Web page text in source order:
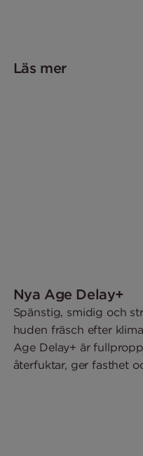
Läs mer
Nya Age Delay+
Spänstig, smidig och
huden fräsch efter
Age Delay+ är
återfuktar, ger fasthet